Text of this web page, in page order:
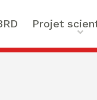
?
Projet
Le projet